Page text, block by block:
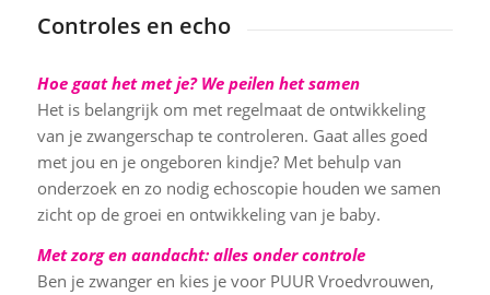
Controles en echo
Hoe gaat het met je? We peilen het samen
Het is belangrijk om met regelmaat de ontwikkeling
van je zwangerschap te controleren. Gaat alles goed
met jou en je ongeboren kindje? Met behulp van
onderzoek en zo nodig echoscopie houden we samen
zicht op de groei en ontwikkeling van je baby.
Met zorg en aandacht: alles onder controle
Ben je zwanger en kies je voor PUUR Vroedvrouwen,